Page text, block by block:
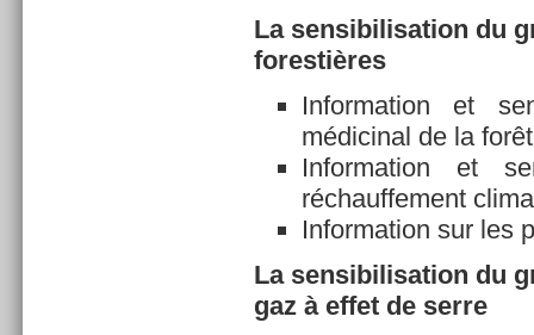
La sensibilisation du
forestières
Information et
médicinal de la
Information et
réchauffement
Information sur les
La sensibilisation du
gaz à effet de serre